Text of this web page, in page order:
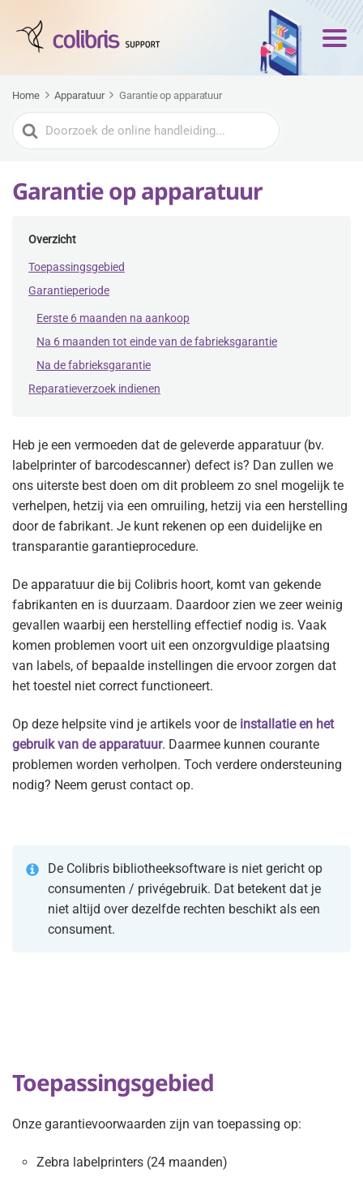
Home Apparatuur Garantie op apparatuur
Zoeken
naar
Garantie op apparatuur
Overzicht
Toepassingsgebied
Garantieperiode
Eerste 6 maanden na aankoop
Na 6 maanden tot einde van de fabrieksgarantie
Na de fabrieksgarantie
Reparatieverzoek indienen
Heb je een vermoeden dat de geleverde apparatuur (bv.
labelprinter of barcodescanner) defect is? Dan zullen we
ons uiterste best doen om dit probleem zo snel mogelijk te
verhelpen, hetzij via een omruiling, hetzij via een herstelling
door de fabrikant. Je kunt rekenen op een duidelijke en
transparantie garantieprocedure.
De apparatuur die bij Colibris hoort, komt van gekende
fabrikanten en is duurzaam. Daardoor zien we zeer weinig
gevallen waarbij een herstelling effectief nodig is. Vaak
komen problemen voort uit een onzorgvuldige plaatsing
van labels, of bepaalde instellingen die ervoor zorgen dat
het toestel niet correct functioneert.
Op deze helpsite vind je artikels voor de installatie en het
gebruik van de apparatuur. Daarmee kunnen courante
problemen worden verholpen. Toch verdere ondersteuning
nodig? Neem gerust contact op.
De Colibris bibliotheeksoftware is niet gericht op
consumenten / privégebruik. Dat betekent dat je
niet altijd over dezelfde rechten beschikt als een
consument.
Toepassingsgebied
Onze garantievoorwaarden zijn van toepassing op:
Zebra labelprinters (24 maanden)